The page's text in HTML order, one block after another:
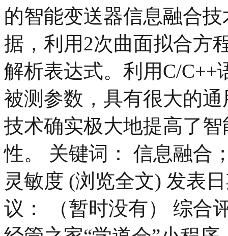
的智能变送器信息融合
据，利用2次曲面拟合方
解析表达式。利用C/
被测参数，具有很大的
技术确实极大地提高了
性。 关键词： 信息融合
灵敏度 (浏览全文) 发表
议： （暂时没有） 综合